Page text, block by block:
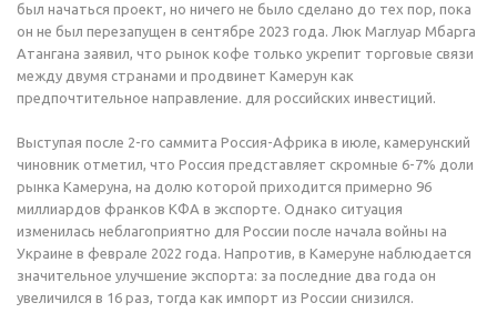
был начаться проект, но ничего не было сделано до тех пор, пока
он не был перезапущен в сентябре 2023 года. Люк Маглуар Мбарга
Атангана заявил, что рынок кофе только укрепит торговые связи
между двумя странами и продвинет Камерун как
предпочтительное направление. для российских инвестиций.
Выступая после 2-го саммита Россия-Африка в июле, камерунский
чиновник отметил, что Россия представляет скромные 6-7% доли
рынка Камеруна, на долю которой приходится примерно 96
миллиардов франков КФА в экспорте. Однако ситуация
изменилась неблагоприятно для России после начала войны на
Украине в феврале 2022 года. Напротив, в Камеруне наблюдается
значительное улучшение экспорта: за последние два года он
увеличился в 16 раз, тогда как импорт из России снизился.